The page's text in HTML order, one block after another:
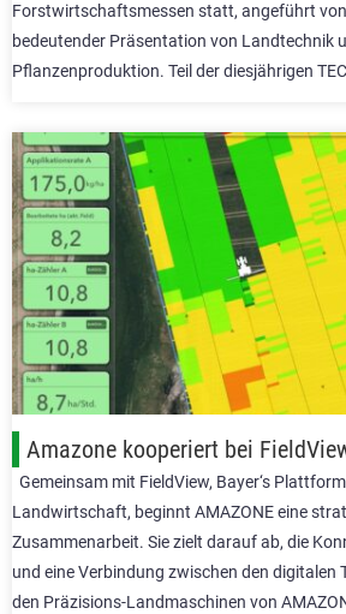
Forstwirtschaftsmessen statt, angeführt von
bedeutender Präsentation von Landtechnik
Pflanzenproduktion. Teil der diesjährigen
Amazone kooperiert bei
Gemeinsam mit FieldView, Bayer‘s
Landwirtschaft, beginnt AMAZONE eine
Zusammenarbeit. Sie zielt darauf ab, die
und eine Verbindung zwischen den digitalen
den Präzisions-Landmaschinen von